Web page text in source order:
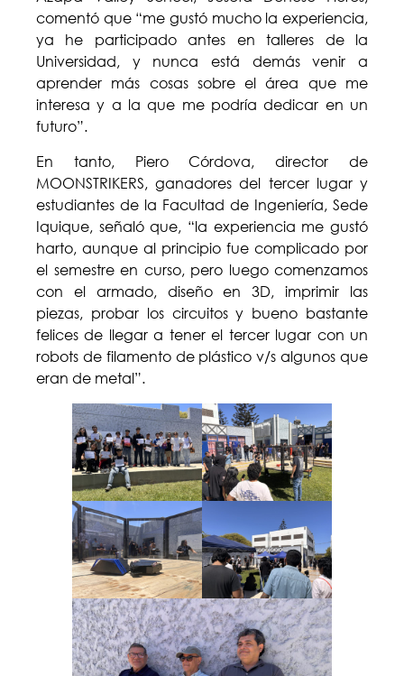
comentó que “me gustó mucho la experiencia,
ya he participado antes en talleres de la
Universidad, y nunca está demás venir a
aprender más cosas sobre el área que me
interesa y a la que me podría dedicar en un
futuro”.
En tanto, Piero Córdova, director de
MOONSTRIKERS, ganadores del tercer lugar y
estudiantes de la Facultad de Ingeniería, Sede
Iquique, señaló que, “la experiencia me gustó
harto, aunque al principio fue complicado por
el semestre en curso, pero luego comenzamos
con el armado, diseño en 3D, imprimir las
piezas, probar los circuitos y bueno bastante
felices de llegar a tener el tercer lugar con un
robots de filamento de plástico v/s algunos que
eran de metal”.